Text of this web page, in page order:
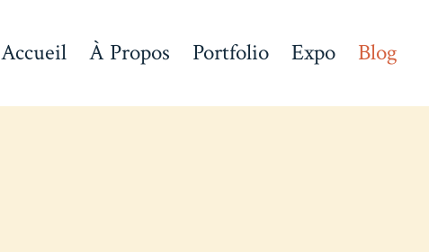
Accueil À Propos Portfolio Expo Blog